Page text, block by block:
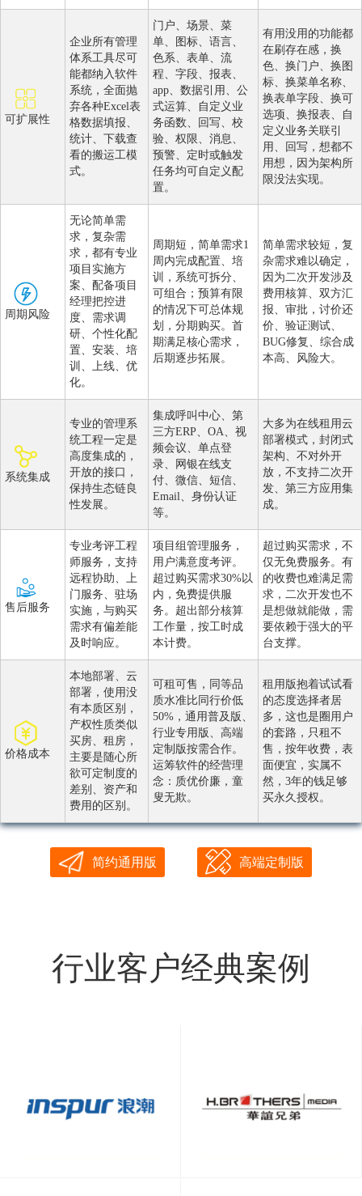
可扩展性
企业所有管理
体系工具尽可
能都纳入软件
系统，全面抛
弃各种Excel表
格数据填报、
统计、下载查
看的搬运工模
式。
门户、场景、菜
单、图标、语言、
色系、表单、流
程、字段、报表、
app、数据引用、公
式运算、自定义业
务函数、回写、校
验、权限、消息、
预警、定时或触发
任务均可自定义配
置。
有用没用的功能都
在刷存在感，换
色、换门户、换图
标、换菜单名称、
换表单字段、换可
选项、换报表、自
定义业务关联引
用、回写，想都不
用想，因为架构所
限没法实现。
周期风险
无论简单需
求，复杂需
求，都有专业
项目实施方
案、配备项目
经理把控进
度、需求调
研、个性化配
置、安装、培
训、上线、优
化。
周期短，简单需求1
周内完成配置、培
训，系统可拆分、
可组合；预算有限
的情况下可总体规
划，分期购买。首
期满足核心需求，
后期逐步拓展。
简单需求较短，复
杂需求难以确定，
因为二次开发涉及
费用核算、双方汇
报、审批，讨价还
价、验证测试、
BUG修复、综合成
本高、风险大。
系统集成
专业的管理系
统工程一定是
高度集成的，
开放的接口，
保持生态链良
性发展。
集成呼叫中心、第
三方ERP、OA、视
频会议、单点登
录、网银在线支
付、微信、短信、
Email、身份认证
等。
大多为在线租用云
部署模式，封闭式
架构、不对外开
放，不支持二次开
发、第三方应用集
成。
售后服务
专业考评工程
师服务，支持
远程协助、上
门服务、驻场
实施，与购买
需求有偏差能
及时响应。
项目组管理服务，
用户满意度考评。
超过购买需求30%以
内，免费提供服
务。超出部分核算
工作量，按工时成
本计费。
超过购买需求，不
仅无免费服务。有
的收费也难满足需
求，二次开发也不
是想做就能做，需
要依赖于强大的平
台支撑。
价格成本
本地部署、云
部署，使用没
有本质区别，
产权性质类似
买房、租房，
主要是随心所
欲可定制度的
差别、资产和
费用的区别。
可租可售，同等品
质水准比同行价低
50%，通用普及版、
行业专用版、高端
定制版按需合作。
运筹软件的经营理
念：质优价廉，童
叟无欺。
租用版抱着试试看
的态度选择者居
多，这也是圈用户
的套路，只租不
售，按年收费，表
面便宜，实属不
然，3年的钱足够
买永久授权。
简约通用版 高端定制版
行业客户经典案例